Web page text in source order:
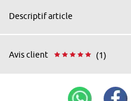
Descriptif article
Avis client (1)